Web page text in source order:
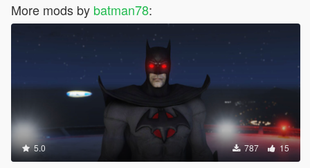
More mods by batman78:
5.0 787 15